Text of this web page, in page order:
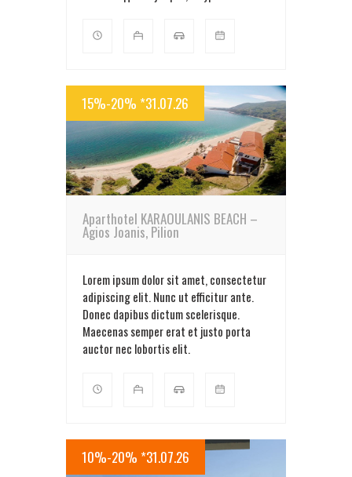
15%-20% *31.07.26
MORE INFO
Aparthotel KARAOULANIS BEACH –
Agios Joanis, Pilion
Lorem ipsum dolor sit amet, consectetur
adipiscing elit. Nunc ut efficitur ante.
Donec dapibus dictum scelerisque.
Maecenas semper erat et justo porta
auctor nec lobortis elit.
10%-20% *31.07.26